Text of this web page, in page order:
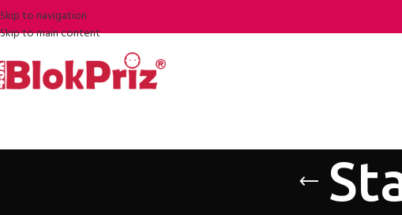
Skip to navigation
Skip to main content